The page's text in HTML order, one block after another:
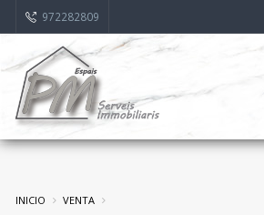
972282809
INICIO VENTA